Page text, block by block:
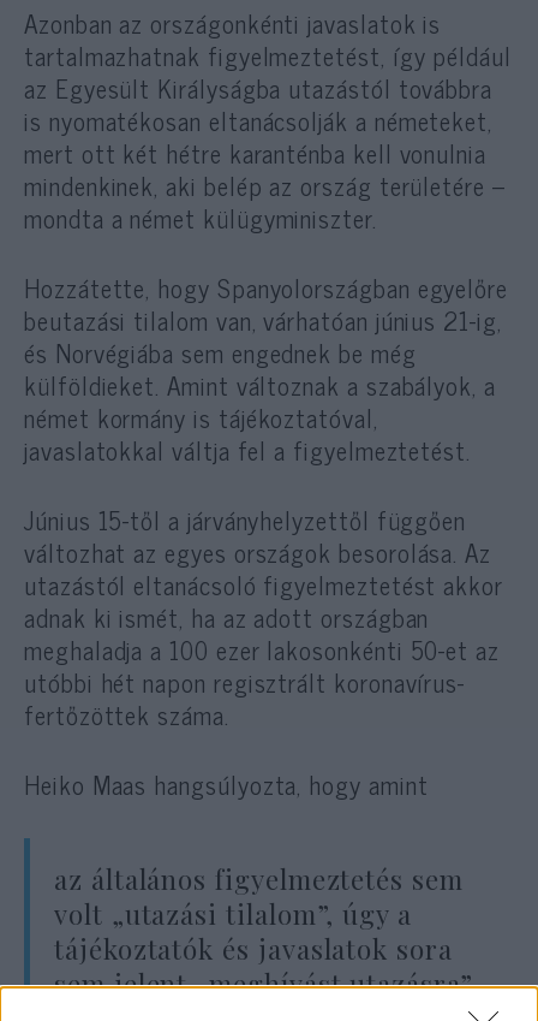
Azonban az országonkénti javaslatok is
tartalmazhatnak figyelmeztetést, így például
az Egyesült Királyságba utazástól továbbra
is nyomatékosan eltanácsolják a németeket,
mert ott két hétre karanténba kell vonulnia
mindenkinek, aki belép az ország területére –
mondta a német külügyminiszter.
Hozzátette, hogy Spanyolországban egyelőre
beutazási tilalom van, várhatóan június 21-ig,
és Norvégiába sem engednek be még
külföldieket. Amint változnak a szabályok, a
német kormány is tájékoztatóval,
javaslatokkal váltja fel a figyelmeztetést.
Június 15-től a járványhelyzettől függően
változhat az egyes országok besorolása. Az
utazástól eltanácsoló figyelmeztetést akkor
adnak ki ismét, ha az adott országban
meghaladja a 100 ezer lakosonkénti 50-et az
utóbbi hét napon regisztrált koronavírus-
fertőzöttek száma.
Heiko Maas hangsúlyozta, hogy amint
az általános figyelmeztetés sem
volt „utazási tilalom”, úgy a
tájékoztatók és javaslatok sora
sem jelent „meghívást utazásra”.